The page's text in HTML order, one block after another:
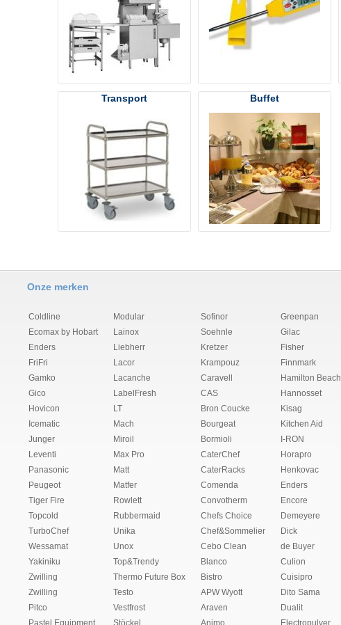
Transport Buffet
Onze merken
Coldline Modular Sofinor
Greenpan
Ecomax by Hobart
Lainox Soehnle
Gilac
Enders
Liebherr Kretzer
Fisher
FriFri
Lacor Krampouz
Finnmark
Gamko
Lacanche Caravell
Hamilton Beach
Gico
LabelFresh CAS
Hannosset
Hovicon
LT Bron Coucke
Kisag
Icematic
Mach Bourgeat
Kitchen Aid
Junger
Miroil Bormioli
I-RON
Leventi
Max Pro CaterChef
Horapro
Panasonic
Matt CaterRacks
Henkovac
Peugeot
Matfer Comenda
Enders
Tiger Fire
Rowlett Convotherm
Encore
Topcold
Rubbermaid Chefs Choice
Demeyere
TurboChef
Unika Chef&Sommelier
Dick
Wessamat
Unox Cebo Clean
de Buyer
Yakiniku
Top&Trendy Blanco
Culion
Zwilling
Thermo Future Box Bistro
Cuisipro
Zwilling
Testo APW Wyott
Dito Sama
Pitco
Vestfrost Araven
Dualit
Pastel Equipment
Stöckel Animo Electropulver